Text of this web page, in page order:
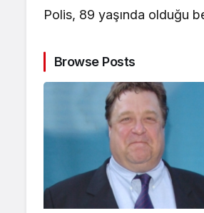
Polis, 89 yaşında olduğu
Browse Posts